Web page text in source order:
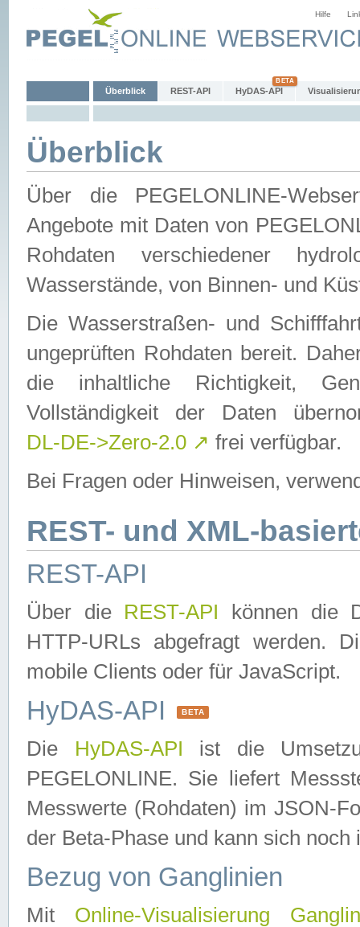
Hilfe
Überblick REST-API HyDAS-API
Überblick
Über die PEGELONLINE-
Angebote mit Daten von
Rohdaten verschiedener
Wasserstände, von Binnen- und
Die Wasserstraßen- und
ungeprüften Rohdaten bereit.
die inhaltliche Richtigkeit,
Vollständigkeit der Daten
DL-DE->Zero-2.0 ↗ frei verfügbar.
Bei Fragen oder Hinweisen,
REST- und XML-
REST-API
Über die REST-API können die
HTTP-URLs abgefragt werden.
mobile Clients oder für JavaScript.
HyDAS-API BETA
Die HyDAS-API ist die
PEGELONLINE. Sie liefert
Messwerte (Rohdaten) im JSON-
der Beta-Phase und kann sich noch
Bezug von Ganglinien
Mit Online-Visualisierung